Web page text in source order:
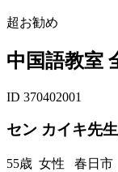
超お勧め
中国語教室
ID 370402001
セン カイキ先生
55歳 女性 春日市